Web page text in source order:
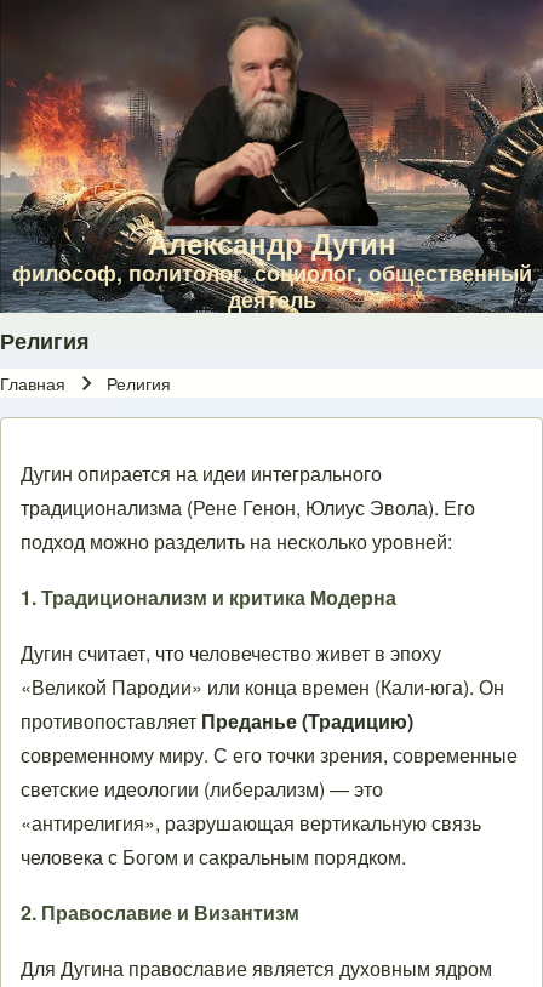
Перейти к основному содержанию
Александр Дугин
философ, политолог, социолог, общественный
деятель
Религия
Главная Религия
Дугин опирается на идеи интегрального
традиционализма (Рене Генон, Юлиус Эвола). Его
подход можно разделить на несколько уровней:
1. Традиционализм и критика Модерна
Дугин считает, что человечество живет в эпоху
«Великой Пародии» или конца времен (Кали-юга). Он
противопоставляет Преданье (Традицию)
современному миру. С его точки зрения, современные
светские идеологии (либерализм) — это
«антирелигия», разрушающая вертикальную связь
человека с Богом и сакральным порядком.
2. Православие и Византизм
Для Дугина православие является духовным ядром